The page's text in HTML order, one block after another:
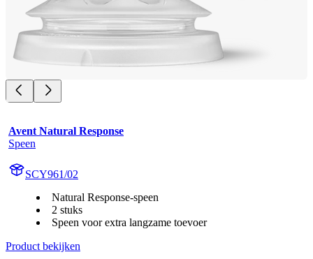
Avent Natural Response
Speen
SCY961/02
Natural Response-speen
2 stuks
Speen voor extra langzame toevoer
Product bekijken